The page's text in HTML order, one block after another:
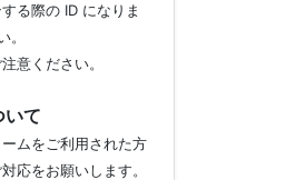
る際の ID になりま
意ください。
いて
ムをご利用された方
応をお願いします。